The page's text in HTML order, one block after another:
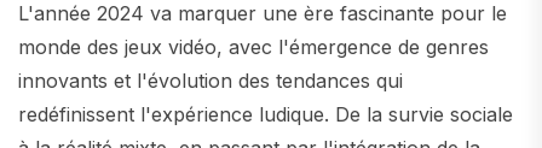
L'année 2024 va marquer une ère fascinante pour le
monde des jeux vidéo, avec l'émergence de genres
innovants et l'évolution des tendances qui
redéfinissent l'expérience ludique. De la survie sociale